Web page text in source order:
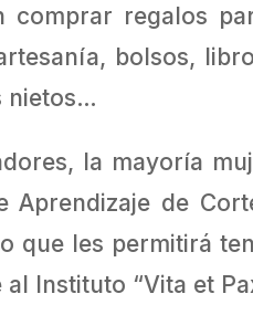
regalos
bolsos,
nietos…
la mayoría
de
que les permitirá
Instituto “Vita et